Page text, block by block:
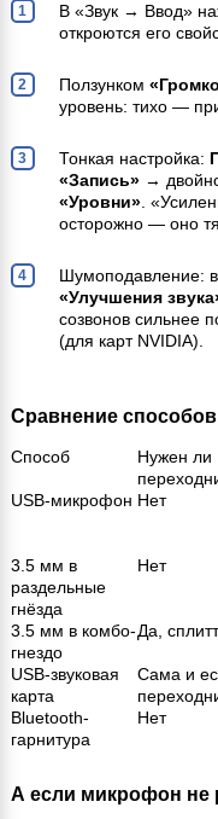
В «Звук → Ввод»
откроются его
Ползунком
уровень: тихо —
Тонкая настройка:
«Запись»→
«Уровни».
осторожно — оно
Шумоподавление:
«Улучшения
созвонов сильнее
(для карт NVIDIA).
Сравнение
Способ
Нужен ли
USB-микрофон Нет
3.5 мм в
раздельные
гнёзда
Нет
3.5 мм в комбо-
гнездо
Да,
USB-звуковая
карта
Сама и
Bluetooth-
гарнитура
Нет
А если микрофон не